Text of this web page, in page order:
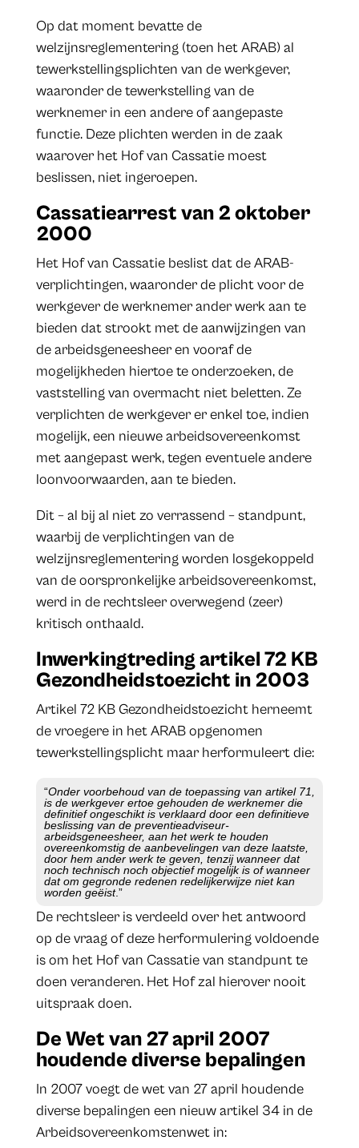
Op dat moment bevatte de
welzijnsreglementering (toen het ARAB) al
tewerkstellingsplichten van de werkgever,
waaronder de tewerkstelling van de
werknemer in een andere of aangepaste
functie. Deze plichten werden in de zaak
waarover het Hof van Cassatie moest
beslissen, niet ingeroepen.
Cassatiearrest van 2 oktober
2000
Het Hof van Cassatie beslist dat de ARAB-
verplichtingen, waaronder de plicht voor de
werkgever de werknemer ander werk aan te
bieden dat strookt met de aanwijzingen van
de arbeidsgeneesheer en vooraf de
mogelijkheden hiertoe te onderzoeken, de
vaststelling van overmacht niet beletten. Ze
verplichten de werkgever er enkel toe, indien
mogelijk, een nieuwe arbeidsovereenkomst
met aangepast werk, tegen eventuele andere
loonvoorwaarden, aan te bieden.
Dit – al bij al niet zo verrassend – standpunt,
waarbij de verplichtingen van de
welzijnsreglementering worden losgekoppeld
van de oorspronkelijke arbeidsovereenkomst,
werd in de rechtsleer overwegend (zeer)
kritisch onthaald.
Inwerkingtreding artikel 72 KB
Gezondheidstoezicht in 2003
Artikel 72 KB Gezondheidstoezicht herneemt
de vroegere in het ARAB opgenomen
tewerkstellingsplicht maar herformuleert die:
“Onder voorbehoud van de toepassing van artikel 71,
is de werkgever ertoe gehouden de werknemer die
definitief ongeschikt is verklaard door een definitieve
beslissing van de preventieadviseur-
arbeidsgeneesheer, aan het werk te houden
overeenkomstig de aanbevelingen van deze laatste,
door hem ander werk te geven, tenzij wanneer dat
noch technisch noch objectief mogelijk is of wanneer
dat om gegronde redenen redelijkerwijze niet kan
worden geëist.”
De rechtsleer is verdeeld over het antwoord
op de vraag of deze herformulering voldoende
is om het Hof van Cassatie van standpunt te
doen veranderen. Het Hof zal hierover nooit
uitspraak doen.
De Wet van 27 april 2007
houdende diverse bepalingen
In 2007 voegt de wet van 27 april houdende
diverse bepalingen een nieuw artikel 34 in de
Arbeidsovereenkomstenwet in: